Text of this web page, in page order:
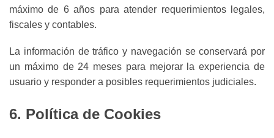
máximo de 6 años para atender requerimientos legales,
fiscales y contables.
La información de tráfico y navegación se conservará por
un máximo de 24 meses para mejorar la experiencia de
usuario y responder a posibles requerimientos judiciales.
6. Política de Cookies